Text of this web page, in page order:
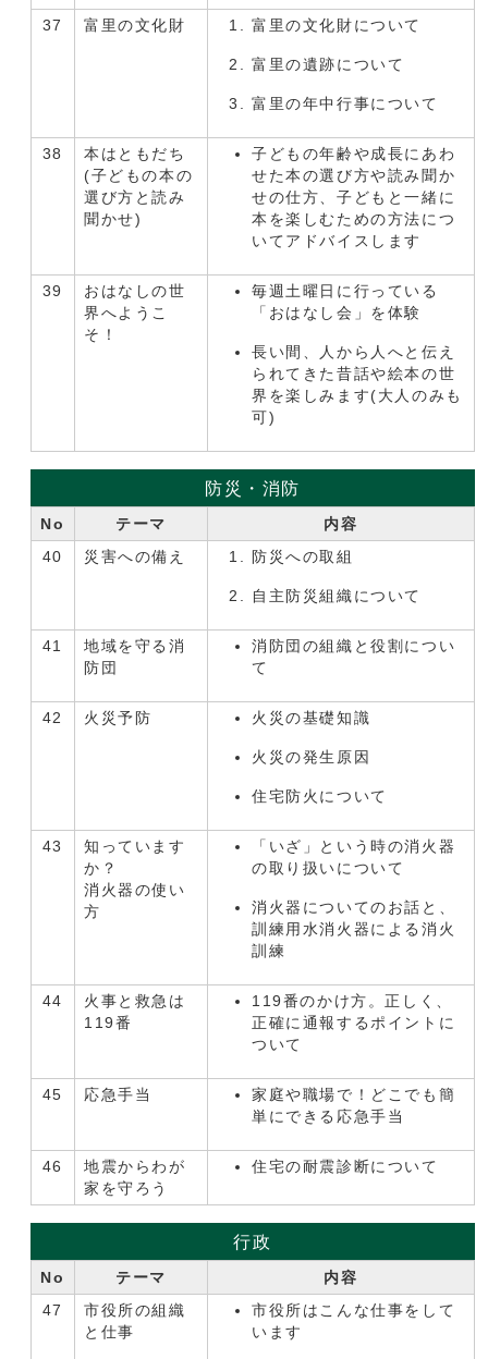
37 富里の文化財 富里の文化財について
富里の遺跡について
富里の年中行事について
38
本はともだち
(子どもの本の
選び方と読み
聞かせ)
子どもの年齢や成長にあわ
せた本の選び方や読み聞か
せの仕方、子どもと一緒に
本を楽しむための方法につ
いてアドバイスします
39
おはなしの世
界へようこ
そ！
毎週土曜日に行っている
「おはなし会」を体験
長い間、人から人へと伝え
られてきた昔話や絵本の世
界を楽しみます(大人のみも
可)
防災・消防
No テーマ
内容
40
災害への備え 防災への取組
自主防災組織について
41
地域を守る消
防団
消防団の組織と役割につい
て
42 火災予防 火災の基礎知識
火災の発生原因
住宅防火について
43
知っています
か？
消火器の使い
方
「いざ」という時の消火器
の取り扱いについて
消火器についてのお話と、
訓練用水消火器による消火
訓練
44
火事と救急は
119番
119番のかけ方。正しく、
正確に通報するポイントに
ついて
45 応急手当
家庭や職場で！どこでも簡
単にできる応急手当
46
地震からわが
家を守ろう
住宅の耐震診断について
行政
No テーマ
内容
47
市役所の組織
と仕事
市役所はこんな仕事をして
います